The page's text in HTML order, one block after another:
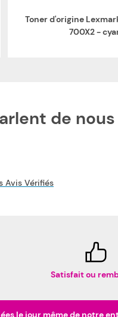
Toner d'origine
700X2 -
de nous
Avis Vérifiés
Satisfait ou
le jour même de notre